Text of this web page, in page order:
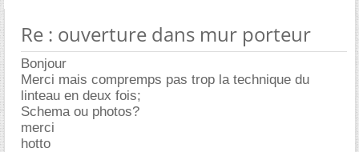
Re : ouverture dans mur porteur
Bonjour
Merci mais compremps pas trop la technique du
linteau en deux fois;
Schema ou photos?
merci
hotto